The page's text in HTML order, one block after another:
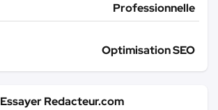
Professionnelle
Optimisation SEO
Essayer Redacteur.com